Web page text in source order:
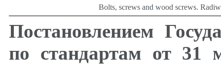
Bolts, screws and wood screws.
Постановлением
по стандартам от